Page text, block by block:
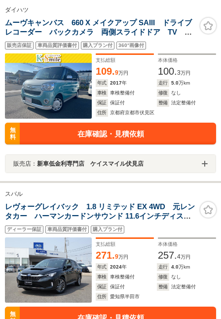
ダイハツ
ムーヴキャンバス 660 X メイクアップ SAIII ドライブ
レコーダー バックカメラ 両側スライドドア TV ク
リアランスソナー 衝突被害軽減システム オートマチ
ックハイビーム スマートキー アイドリングストッ
プ 電動格納ミラー CVT ベンチシート
販売店保証 車両品質評価書付 購入プラン付 360°画像付
支払総額
109.9万円
本体価格
100.3万円
年式
2017年 走行 5.0万km
車検
車検整備付 修復
なし
保証
保証付 整備
法定整備付
住所
京都府京都市伏見区
無
料
在庫確認・見積依頼
販売店： 新車低金利専門店 ケイスマイル伏見店
スバル
レヴォーグレイバック 1.8 リミテッド EX 4WD 元レン
タカー ハーマンカードンサウンド 11.6インチディスプ
レイ フルセグ Bluetoothオーディオ フロントカメ
ラ サイドカメラ バックカメラ 全周囲カメラ 電動
リヤゲート シートヒーター
ディーラー保証 車両品質評価書付 購入プラン付
支払総額
271.9万円
本体価格
257.4万円
年式
2024年 走行 4.0万km
車検
車検整備付 修復
なし
保証
保証付 整備
法定整備付
住所
愛知県半田市
無